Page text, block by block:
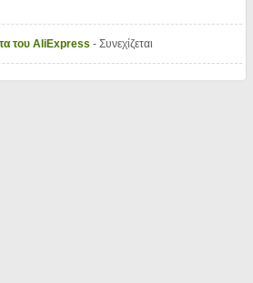
του AliExpress - Συνεχίζεται